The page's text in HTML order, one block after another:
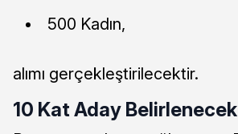
500 Kadın,
alımı gerçekleştirilecektir.
10 Kat Aday